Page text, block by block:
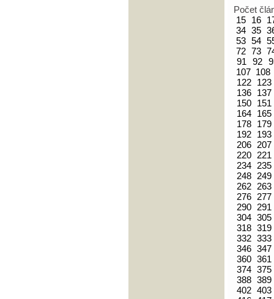
Počet
15 16
34 35
53 54
72 73
91
92
107 108
122
123
136
137
150
151
164
165
178
179
192
193
206 207
220
221
234
235
248
249
262
263
276
277
290
291
304 305
318 319
332 333
346 347
360 361
374 375
388 389
402 403